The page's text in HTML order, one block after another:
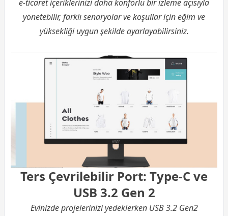
e-ticaret içeriklerinizi daha konforlu bir izleme açısıyla
yönetebilir, farklı senaryolar ve koşullar için eğim ve
yüksekliği uygun şekilde ayarlayabilirsiniz.
Ters Çevrilebilir Port: Type-C ve
USB 3.2 Gen 2
Evinizde projelerinizi yedeklerken USB 3.2 Gen2